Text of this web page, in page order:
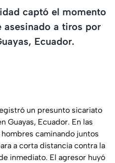
captó el momento
asesinado a tiros por
Ecuador.
un presunto sicariato
Guayas, Ecuador. En las
caminando juntos
a corta distancia contra la
inmediato. El agresor huyó